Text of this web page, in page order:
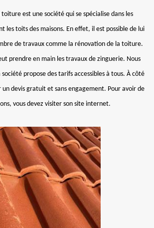
toiture est une société qui se spécialise dans les
les toits des maisons. En effet, il est possible de lui
de travaux comme la rénovation de la toiture.
prendre en main les travaux de zinguerie. Nous
propose des tarifs accessibles à tous. À côté
devis gratuit et sans engagement. Pour avoir de
vous devez visiter son site internet.